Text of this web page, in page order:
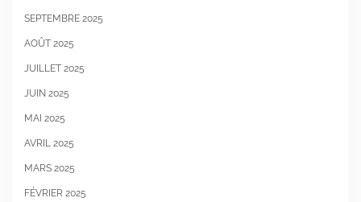
SEPTEMBRE 2025
AOÛT 2025
JUILLET 2025
JUIN 2025
MAI 2025
AVRIL 2025
MARS 2025
FÉVRIER 2025